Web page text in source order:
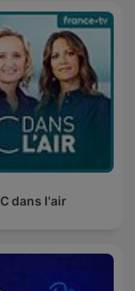
C dans l'air